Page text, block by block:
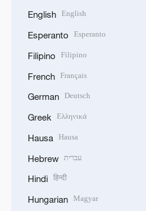
English English
Esperanto Esperanto
Filipino Filipino
French Français
German Deutsch
Greek Ελληνικά
Hausa Hausa
Hebrew עברית
Hindi हिन्दी
Hungarian Magyar